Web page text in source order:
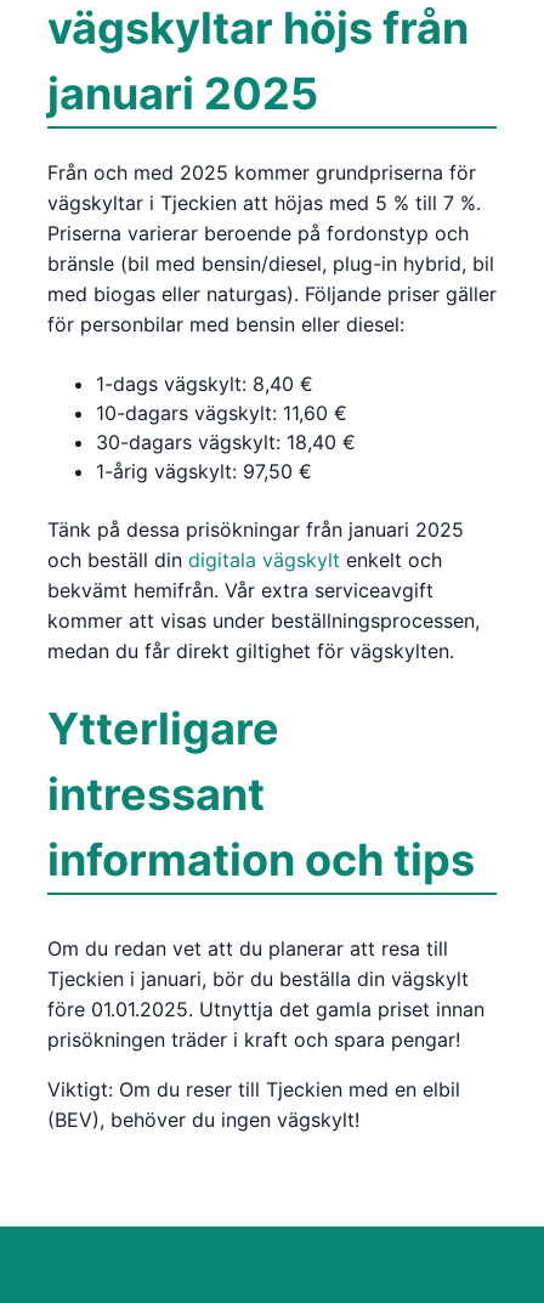
vägskyltar höjs från
januari 2025
Från och med 2025 kommer grundpriserna för
vägskyltar i Tjeckien att höjas med 5 % till 7 %.
Priserna varierar beroende på fordonstyp och
bränsle (bil med bensin/diesel, plug-in hybrid, bil
med biogas eller naturgas). Följande priser gäller
för personbilar med bensin eller diesel:
1-dags vägskylt: 8,40 €
10-dagars vägskylt: 11,60 €
30-dagars vägskylt: 18,40 €
1-årig vägskylt: 97,50 €
Tänk på dessa prisökningar från januari 2025
och beställ din digitala vägskylt enkelt och
bekvämt hemifrån. Vår extra serviceavgift
kommer att visas under beställningsprocessen,
medan du får direkt giltighet för vägskylten.
Ytterligare
intressant
information och tips
Om du redan vet att du planerar att resa till
Tjeckien i januari, bör du beställa din vägskylt
före 01.01.2025. Utnyttja det gamla priset innan
prisökningen träder i kraft och spara pengar!
Viktigt: Om du reser till Tjeckien med en elbil
(BEV), behöver du ingen vägskylt!